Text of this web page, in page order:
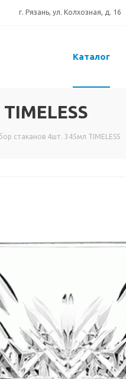
г. Рязань, ул. Колхозная, д. 16
Каталог
стаканов 4шт. 345мл TIMELESS